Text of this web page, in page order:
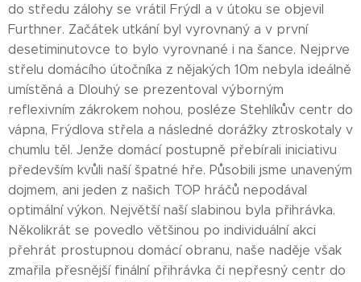
do středu zálohy se vrátil Frýdl a v útoku se objevil
Furthner. Začátek utkání byl vyrovnaný a v první
desetiminutovce to bylo vyrovnané i na šance. Nejprve
střelu domácího útočníka z nějakých 10m nebyla ideálně
umístěná a Dlouhý se prezentoval výborným
reflexivním zákrokem nohou, posléze Stehlíkův centr do
vápna, Frýdlova střela a následné dorážky ztroskotaly v
chumlu těl. Jenže domácí postupně přebírali iniciativu
především kvůli naší špatné hře. Působili jsme unaveným
dojmem, ani jeden z našich TOP hráčů nepodával
optimální výkon. Největší naší slabinou byla přihrávka.
Několikrát se povedlo většinou po individuální akci
přehrát prostupnou domácí obranu, naše naděje však
zmařila přesnější finální přihrávka či nepřesný centr do